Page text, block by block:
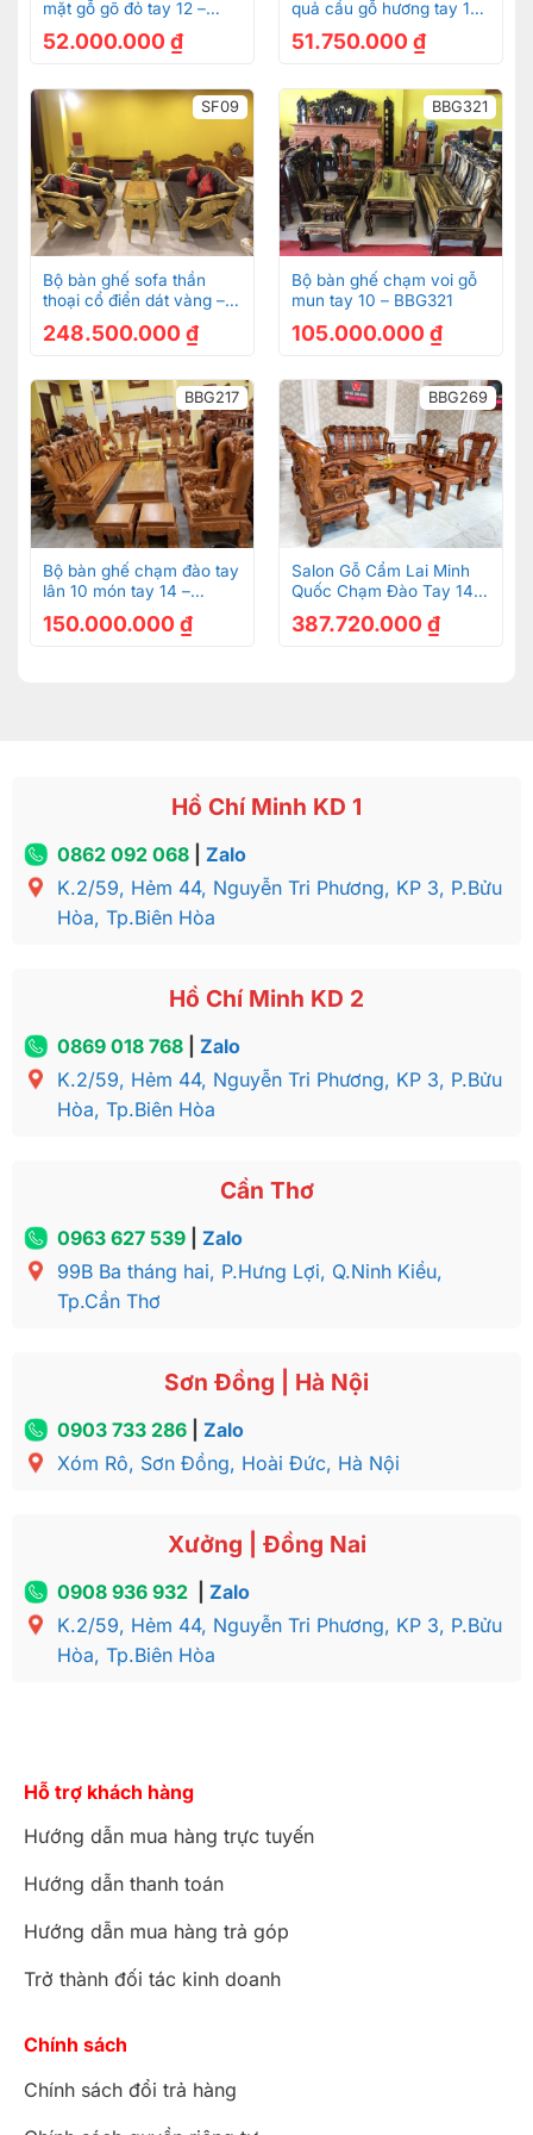
Trương ghế chạm đào, tựa lưng chạm Phúc – Lộc – Thọ
Mặt bàn, ghế của bộ bàn ghế được làm
liền tấm dày 3cm chắc chắn !
Gỗ gõ đỏ đã cao cấp, gõ đỏ mà làm liền tấm càng
cao cấp hơn !
Đôn kẹp Bộ bàn ghế gõ đỏ chạm đào tay rồng tựa phúc
lộc thọ mặt liền tay 12 BBG158
mặt gỗ gõ đỏ tay 12 –
52.000.000 ₫
quả cầu gỗ hương tay 12
51.750.000 ₫
SF09
Bộ bàn ghế sofa thần
thoại cổ điển dát vàng –
248.500.000 ₫
BBG321
Bộ bàn ghế chạm voi gỗ
mun tay 10 – BBG321
105.000.000 ₫
BBG217
Bộ bàn ghế chạm đào tay
lân 10 món tay 14 –
150.000.000 ₫
BBG269
Salon Gỗ Cẩm Lai Minh
Quốc Chạm Đào Tay 14
387.720.000 ₫
Hồ Chí Minh KD 1
0862 092 068| Zalo
K.2/59, Hẻm 44, Nguyễn Tri Phương, KP 3, P.Bửu
Hòa, Tp.Biên Hòa
Hồ Chí Minh KD 2
0869 018 768| Zalo
K.2/59, Hẻm 44, Nguyễn Tri Phương, KP 3, P.Bửu
Hòa, Tp.Biên Hòa
Cần Thơ
0963 627 539| Zalo
99B Ba tháng hai, P.Hưng Lợi, Q.Ninh Kiều,
Tp.Cần Thơ
Sơn Đồng | Hà Nội
0903 733 286| Zalo
Xóm Rô, Sơn Đồng, Hoài Đức, Hà Nội
Xưởng | Đồng Nai
0908 936 932
Zalo
K.2/59, Hẻm 44, Nguyễn Tri Phương, KP 3, P.Bửu
Hòa, Tp.Biên Hòa
Hỗ trợ khách hàng
Hướng dẫn mua hàng trực tuyến
Hướng dẫn thanh toán
Hướng dẫn mua hàng trả góp
Trở thành đối tác kinh doanh
Chính sách
Chính sách đổi trả hàng